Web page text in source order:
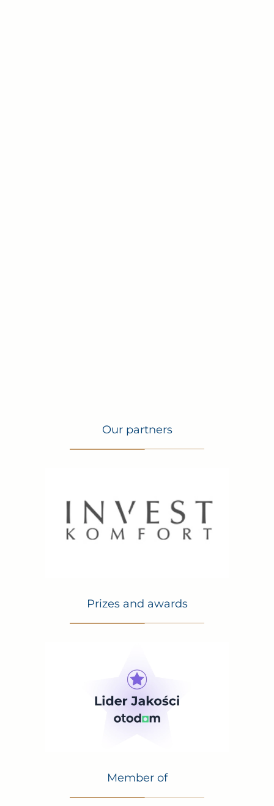
Our partners
Prizes and awards
Member of